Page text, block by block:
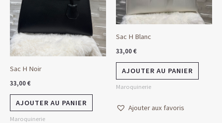
Sac H Noir
33,00€
AJOUTER AU PANIER
Maroquinerie
Sac H Blanc
33,00€
AJOUTER AU PANIER
Maroquinerie
Ajouter aux favoris